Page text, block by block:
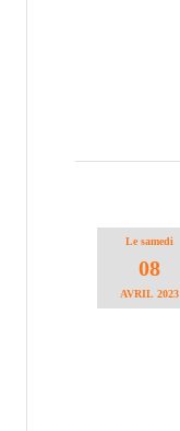
Le samedi
08
AVRIL 2023